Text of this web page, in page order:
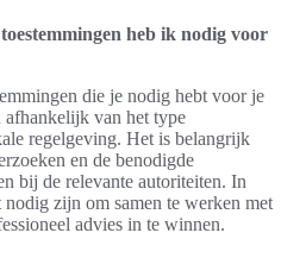
heb ik nodig voor
die je nodig hebt voor je
afhankelijk van het type
regelgeving. Het is belangrijk
en de benodigde
bij de relevante autoriteiten. In
zijn om samen te werken met
advies in te winnen.